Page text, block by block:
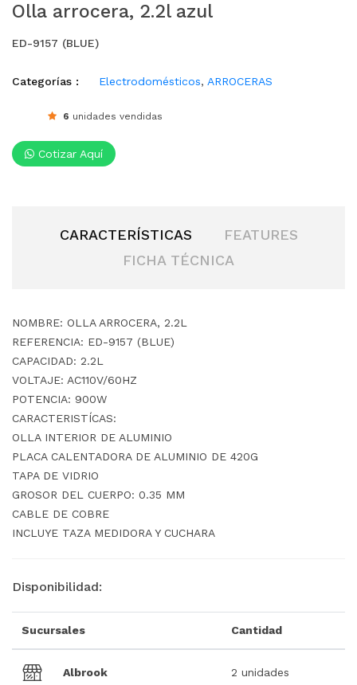
Olla arrocera, 2.2l azul
ED-9157 (BLUE)
Categorías : Electrodomésticos, ARROCERAS
6 unidades vendidas
Cotizar Aquí
CARACTERÍSTICAS
FEATURES
FICHA TÉCNICA
NOMBRE: OLLA ARROCERA, 2.2L
REFERENCIA: ED-9157 (BLUE)
CAPACIDAD: 2.2L
VOLTAJE: AC110V/60HZ
POTENCIA: 900W
CARACTERISTÍCAS:
OLLA INTERIOR DE ALUMINIO
PLACA CALENTADORA DE ALUMINIO DE 420G
TAPA DE VIDRIO
GROSOR DEL CUERPO: 0.35 MM
CABLE DE COBRE
INCLUYE TAZA MEDIDORA Y CUCHARA
Disponibilidad:
Sucursales Cantidad
Albrook 2 unidades